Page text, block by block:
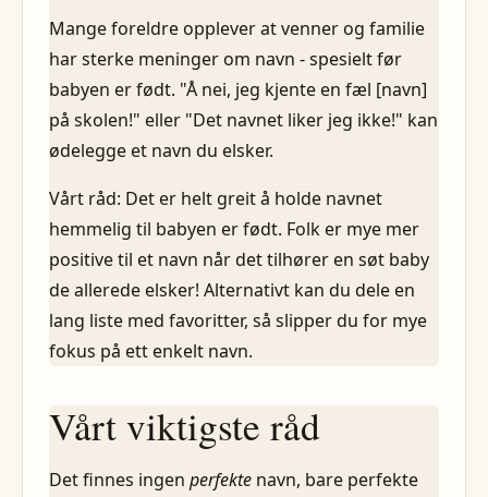
Mange foreldre opplever at venner og familie
har sterke meninger om navn - spesielt før
babyen er født. "Å nei, jeg kjente en fæl [navn]
på skolen!" eller "Det navnet liker jeg ikke!" kan
ødelegge et navn du elsker.
Vårt råd: Det er helt greit å holde navnet
hemmelig til babyen er født. Folk er mye mer
positive til et navn når det tilhører en søt baby
de allerede elsker! Alternativt kan du dele en
lang liste med favoritter, så slipper du for mye
fokus på ett enkelt navn.
Vårt viktigste råd
Det finnes ingen perfekte navn, bare perfekte